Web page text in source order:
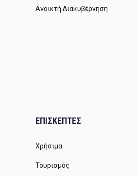
Ανοικτή Διακυβέρνηση
ΕΠΙΣΚΕΠΤΕΣ
Χρήσιμα
Τουρισμός